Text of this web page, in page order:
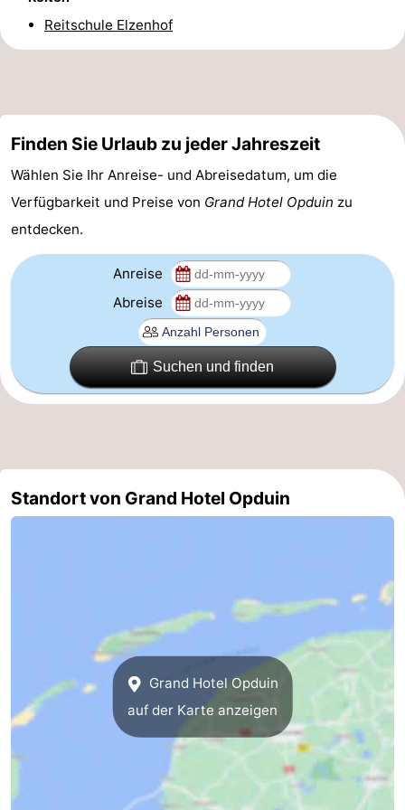
Kirchen
-
Aussichtspunkte
Attraktionen
-
Bauernhöfe
Spielplätze
-
Führungen
Sport
Wandern
Reiten
-
Surfen
-
Wattwandern
-
Reitschule Elzenhof
Finden Sie Urlaub zu jeder Jahreszeit
Wählen Sie Ihr Anreise- und Abreisedatum, um die
Verfügbarkeit und Preise von Grand Hotel Opduin zu
entdecken.
Anreise
Abreise
Suchen und finden
Standort von Grand Hotel Opduin
Grand Hotel Opduin
auf der Karte anzeigen